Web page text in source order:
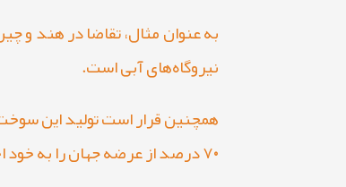
نیروگاه‌های آبی است.
همچنین قرار است تولید این
۷۰ درصد از عرضه جهان را به خود اختصاص می‌دهند - به طور مشترک تولید را به بیش از ۲.۵ میلیارد تن برسانند.